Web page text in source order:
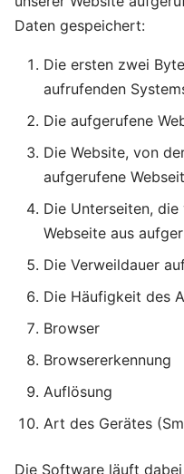
Daten gespeichert:
Die ersten zwei
aufrufenden
Die aufgerufene
Die Website, von
aufgerufene
Die Unterseiten,
Webseite aus
Die Verweildauer
Die Häufigkeit des
Browser
Browsererkennung
Auflösung
Art des Gerätes
Die Software läuft